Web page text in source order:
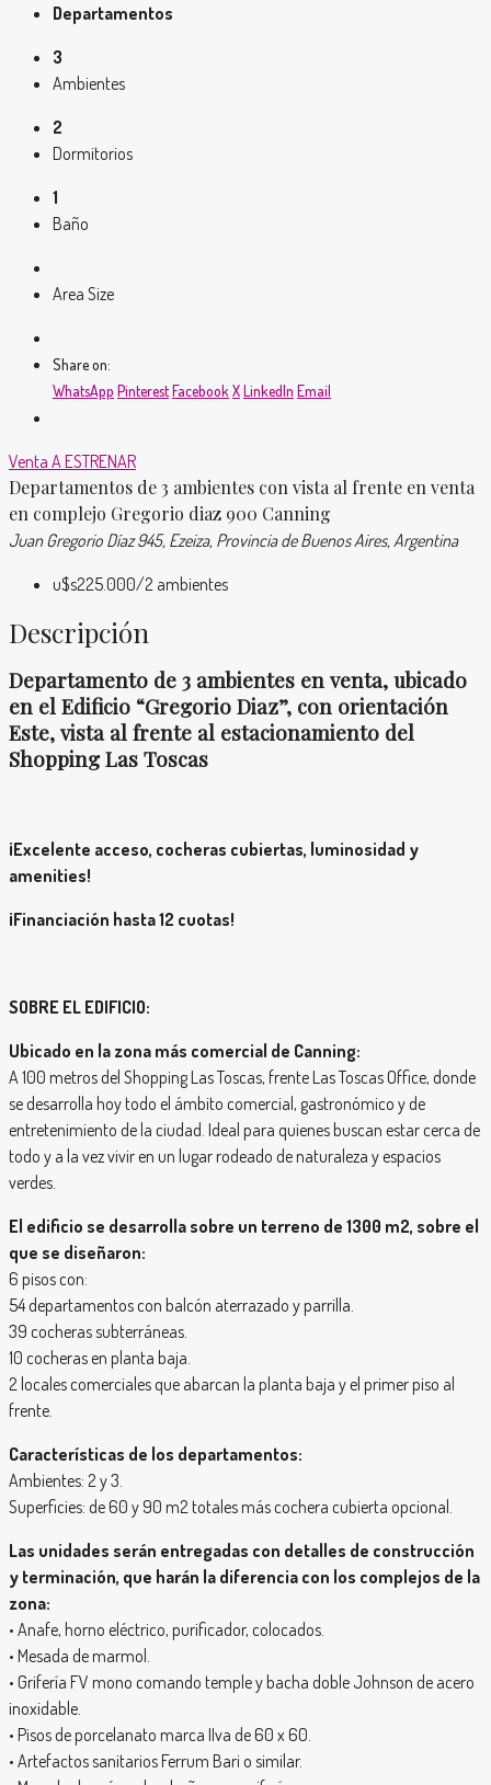
Departamentos
3
Ambientes
2
Dormitorios
1
Baño
Area Size
Share on:
WhatsApp PinterestFacebook XLinkedIn Email
Venta A ESTRENAR
Departamentos de 3 ambientes con vista al frente en venta
en complejo Gregorio diaz 900 Canning
Juan Gregorio Díaz 945, Ezeiza, Provincia de Buenos Aires, Argentina
u$s225.000/2 ambientes
Descripción
Departamento de 3 ambientes en venta, ubicado
en el Edificio “Gregorio Diaz”, con orientación
Este, vista al frente al estacionamiento del
Shopping Las Toscas
¡Excelente acceso, cocheras cubiertas, luminosidad y
amenities!
¡Financiación hasta 12 cuotas!
SOBRE EL EDIFICIO:
Ubicado en la zona más comercial de Canning:
A 100 metros del Shopping Las Toscas, frente Las Toscas Office, donde
se desarrolla hoy todo el ámbito comercial, gastronómico y de
entretenimiento de la ciudad. Ideal para quienes buscan estar cerca de
todo y a la vez vivir en un lugar rodeado de naturaleza y espacios
verdes.
El edificio se desarrolla sobre un terreno de 1300 m2, sobre el
que se diseñaron:
6 pisos con:
54 departamentos con balcón aterrazado y parrilla.
39 cocheras subterráneas.
10 cocheras en planta baja.
2 locales comerciales que abarcan la planta baja y el primer piso al
frente.
Características de los departamentos:
Ambientes: 2 y 3.
Superficies: de 60 y 90 m2 totales más cochera cubierta opcional.
Las unidades serán entregadas con detalles de construcción
y terminación, que harán la diferencia con los complejos de la
zona:
• Anafe, horno eléctrico, purificador, colocados.
• Mesada de marmol.
• Grifería FV mono comando temple y bacha doble Johnson de acero
inoxidable.
• Pisos de porcelanato marca IIva de 60 x 60.
• Artefactos sanitarios Ferrum Bari o similar.